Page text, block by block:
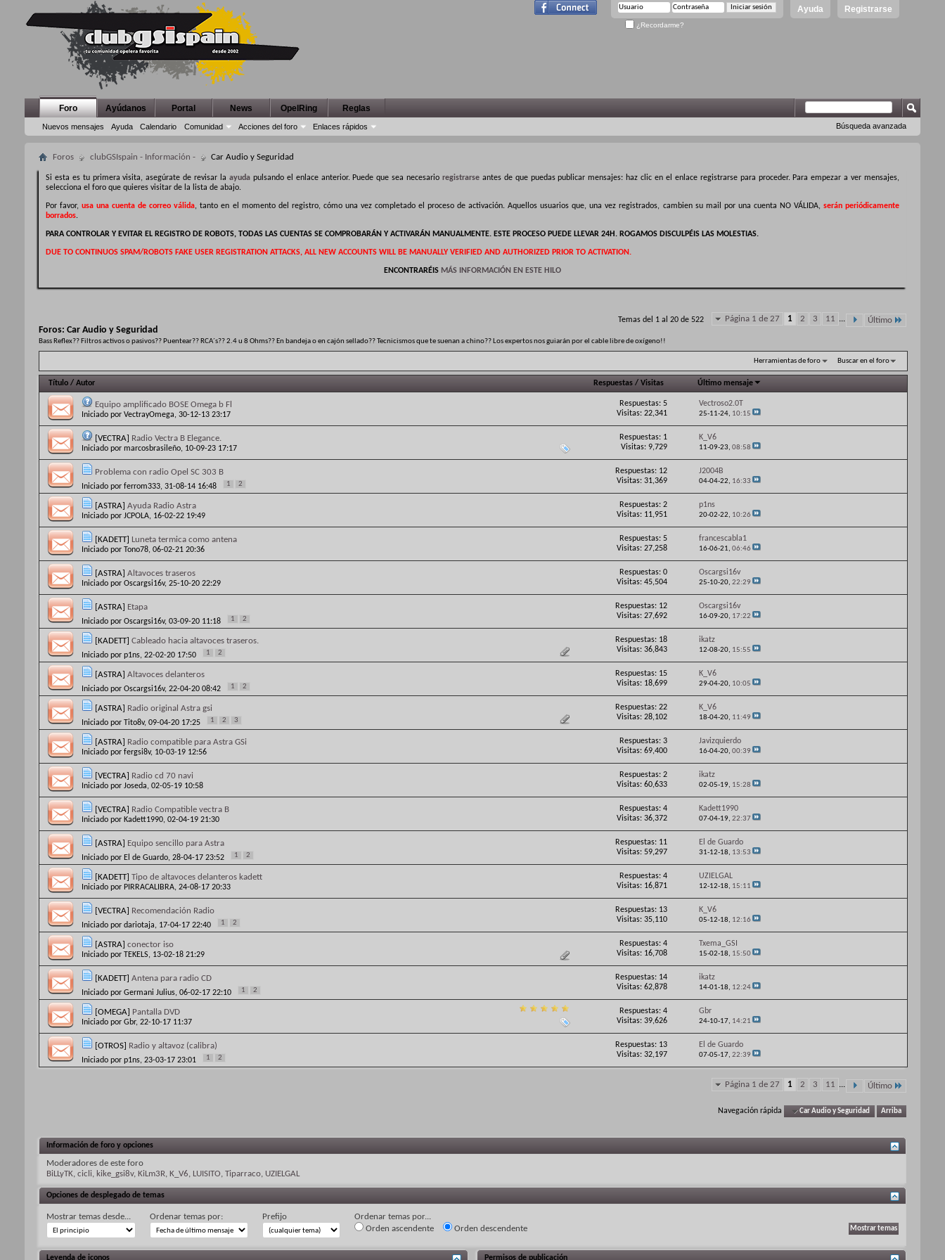
Registrarse
Ayuda
¿Recordarme?
Foro
Nuevos mensajes Ayuda Calendario Comunidad Acciones del foro Enlaces rápidos
Ayúdanos Portal News OpelRing Reglas
Búsqueda avanzada
Foros clubGSIspain - Información - Car Audio y Seguridad
Si esta es tu primera visita, asegúrate de revisar la ayudapulsando el enlace anterior. Puede que sea necesarioregistrarse antes de que puedas publicar mensajes: haz clic en el enlace registrarse para proceder. Para empezar a ver mensajes,
selecciona el foro que quieres visitar de la lista de abajo.
Por favor,usa una cuenta de correo válida, tanto en el momento del registro, cómo una vez completado el proceso de activación. Aquellos usuarios que, una vez registrados, cambien su mail por una cuenta NO VÁLIDA, serán periódicamente
borrados.
PARA CONTROLAR Y EVITAR EL REGISTRO DE ROBOTS, TODAS LAS CUENTAS SE COMPROBARÁN Y ACTIVARÁN MANUALMENTE. ESTE PROCESO PUEDE LLEVAR 24H. ROGAMOS DISCULPÉIS LAS MOLESTIAS.
DUE TO CONTINUOS SPAM/ROBOTS FAKE USER REGISTRATION ATTACKS, ALL NEW ACCOUNTS WILL BE MANUALLY VERIFIED AND AUTHORIZED PRIOR TO ACTIVATION.
ENCONTRARÉIS MÁS INFORMACIÓN EN ESTE HILO
Página 1 de 27 1 2 3 11 ... Último
Temas del 1 al 20 de 522
Foros: Car Audio y Seguridad
Bass Reflex?? Filtros activos o pasivos?? Puentear?? RCA´s?? 2.4 u 8 Ohms?? En bandeja o en cajón sellado?? Tecnicismos que te suenan a chino?? Los expertos nos guiarán por el cable libre de oxígeno!!
Herramientas de foro Buscar en el foro
Título / Autor Respuestas /Visitas Último mensaje
Equipo amplificado BOSE Omega b Fl
Iniciado por VectrayOmega, 30-12-13 23:17
Respuestas: 5
Visitas: 22,341
Vectroso2.0T
25-11-24, 10:15
[VECTRA] Radio Vectra B Elegance.
Iniciado por marcosbrasileño, 10-09-23 17:17
Respuestas: 1
Visitas: 9,729
K_V6
11-09-23, 08:58
Problema con radio Opel SC 303 B
Iniciado por ferrom333, 31-08-14 16:48 1 2
Respuestas: 12
Visitas: 31,369
J2004B
04-04-22, 16:33
[ASTRA] Ayuda Radio Astra
Iniciado por JCPOLA, 16-02-22 19:49
Respuestas: 2
Visitas: 11,951
p1ns
20-02-22, 10:26
[KADETT] Luneta termica como antena
Iniciado por Tono78, 06-02-21 20:36
Respuestas: 5
Visitas: 27,258
francescabla1
16-06-21, 06:46
[ASTRA] Altavoces traseros
Iniciado por Oscargsi16v, 25-10-20 22:29
Respuestas: 0
Visitas: 45,504
Oscargsi16v
25-10-20, 22:29
[ASTRA] Etapa
Iniciado por Oscargsi16v, 03-09-20 11:18 1 2
Respuestas: 12
Visitas: 27,692
Oscargsi16v
16-09-20, 17:22
[KADETT] Cableado hacia altavoces traseros.
Iniciado por p1ns, 22-02-20 17:50 1 2
Respuestas: 18
Visitas: 36,843
ikatz
12-08-20, 15:55
[ASTRA] Altavoces delanteros
Iniciado por Oscargsi16v, 22-04-20 08:42 1 2
Respuestas: 15
Visitas: 18,699
K_V6
29-04-20, 10:05
[ASTRA] Radio original Astra gsi
Iniciado por Tito8v, 09-04-20 17:25 1 2 3
Respuestas: 22
Visitas: 28,102
K_V6
18-04-20, 11:49
[ASTRA] Radio compatible para Astra GSi
Iniciado por fergsi8v, 10-03-19 12:56
Respuestas: 3
Visitas: 69,400
Javizquierdo
16-04-20, 00:39
[VECTRA] Radio cd 70 navi
Iniciado por Joseda, 02-05-19 10:58
Respuestas: 2
Visitas: 60,633
ikatz
02-05-19, 15:28
[VECTRA] Radio Compatible vectra B
Iniciado por Kadett1990, 02-04-19 21:30
Respuestas: 4
Visitas: 36,372
Kadett1990
07-04-19, 22:37
[ASTRA] Equipo sencillo para Astra
Iniciado por El de Guardo, 28-04-17 23:52 1 2
Respuestas: 11
Visitas: 59,297
El de Guardo
31-12-18, 13:53
[KADETT] Tipo de altavoces delanteros kadett
Iniciado por PIRRACALIBRA, 24-08-17 20:33
Respuestas: 4
Visitas: 16,871
UZIELGAL
12-12-18, 15:11
[VECTRA] Recomendación Radio
Iniciado por dariotaja, 17-04-17 22:40 1 2
Respuestas: 13
Visitas: 35,110
K_V6
05-12-18, 12:16
[ASTRA] conector iso
Iniciado por TEKELS, 13-02-18 21:29
Respuestas: 4
Visitas: 16,708
Txema_GSI
15-02-18, 15:50
[KADETT] Antena para radio CD
Iniciado por Germani Julius, 06-02-17 22:10 1 2
Respuestas: 14
Visitas: 62,878
ikatz
14-01-18, 12:24
[OMEGA] Pantalla DVD
Iniciado por Gbr, 22-10-17 11:37
Respuestas: 4
Visitas: 39,626
Gbr
24-10-17, 14:21
[OTROS] Radio y altavoz (calibra)
Iniciado por p1ns, 23-03-17 23:01 1 2
Respuestas: 13
Visitas: 32,197
El de Guardo
07-05-17, 22:39
Página 1 de 27 1 2 3 11 ... Último
Navegación rápida Car Audio y Seguridad Arriba
Información de foro y opciones
Moderadores de este foro
BiLLyTK, cicli, kike_gsi8v, KiLm3R, K_V6, LUISITO, Tiparraco, UZIELGAL
Opciones de desplegado de temas
Mostrar temas desde... Ordenar temas por: Prefijo
Ordenar temas por...
Orden ascendente
Orden descendente
Leyenda de iconos Permisos de publicación